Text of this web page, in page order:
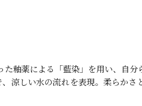
釉薬による「藍染」を用い、自分
涼しい水の流れを表現。柔らかさ